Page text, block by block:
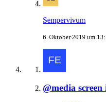
Sempervivum
6. Oktober 2019 um
@media